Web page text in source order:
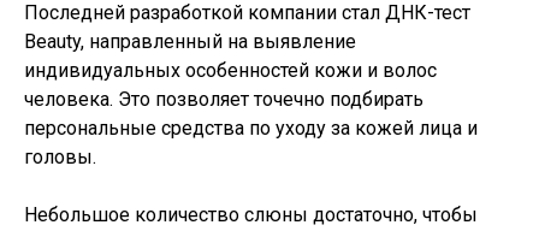
Последней разработкой компании стал ДНК-тест
Beauty, направленный на выявление
индивидуальных особенностей кожи и волос
человека. Это позволяет точечно подбирать
персональные средства по уходу за кожей лица и
головы.
Небольшое количество слюны достаточно, чтобы